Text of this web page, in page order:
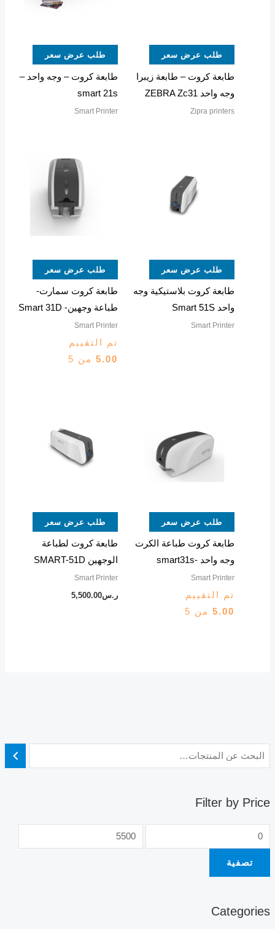
Filter by Price
تصفية
Categories
طلب عرض سعر
طابعة كروت – طابعة زيبرا
وجه واحد ZEBRA Zc31
Zipra printers
طلب عرض سعر
طابعة كروت – وجه واحد –
smart 21s
Smart Printer
طلب عرض سعر
طابعة كروت بلاستيكية وجه
واحد Smart 51S
Smart Printer
طلب عرض سعر
طابعة كروت سمارت-
طباعة وجهين- Smart 31D
Smart Printer
تم التقييم
5.00من 5
طلب عرض سعر
طابعة كروت طباعة الكرت
وجه واحد -smart31s
Smart Printer
تم التقييم
5.00 من 5
طلب عرض سعر
طابعة كروت لطباعة
الوجهين SMART-51D
Smart Printer
ر.س5,500.00